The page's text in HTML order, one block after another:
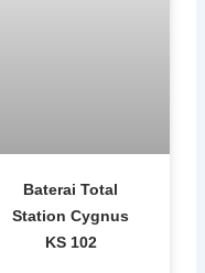
Baterai Total
Station Cygnus
KS 102